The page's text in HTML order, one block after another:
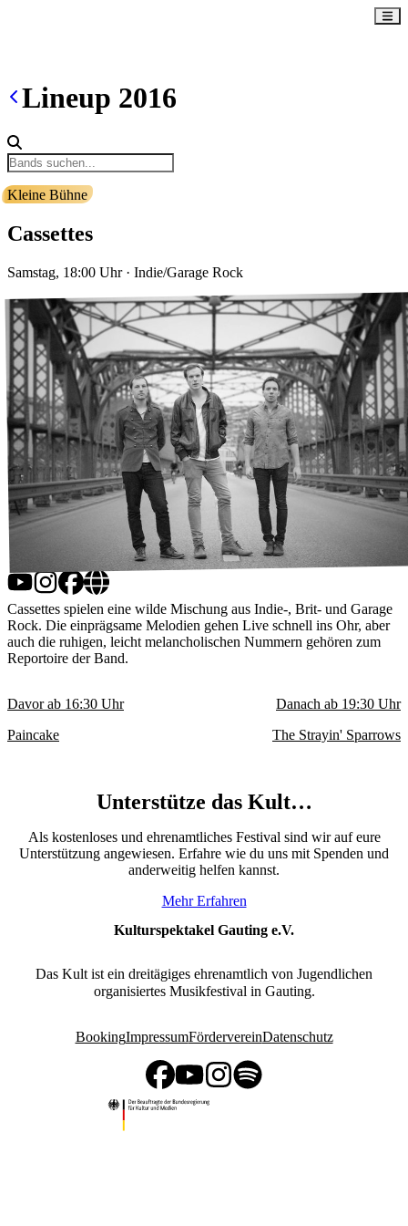
Lineup 2016
Kleine Bühne
Cassettes
Samstag, 18:00 Uhr· Indie/Garage Rock
Cassettes spielen eine wilde Mischung aus Indie-, Brit- und Garage
Rock. Die einprägsame Melodien gehen Live schnell ins Ohr, aber
auch die ruhigen, leicht melancholischen Nummern gehören zum
Reportoire der Band.
Davor ab 16:30 Uhr
Paincake
Danach ab 19:30 Uhr
The Strayin' Sparrows
Unterstütze das Kult…
Als kostenloses und ehrenamtliches Festival sind wir auf eure
Unterstützung angewiesen. Erfahre wie du uns mit Spenden und
anderweitig helfen kannst.
Mehr Erfahren
Kulturspektakel Gauting e.V.
Das Kult ist ein dreitägiges ehrenamtlich von Jugendlichen
organisiertes Musikfestival in Gauting.
BookingImpressumFördervereinDatenschutz